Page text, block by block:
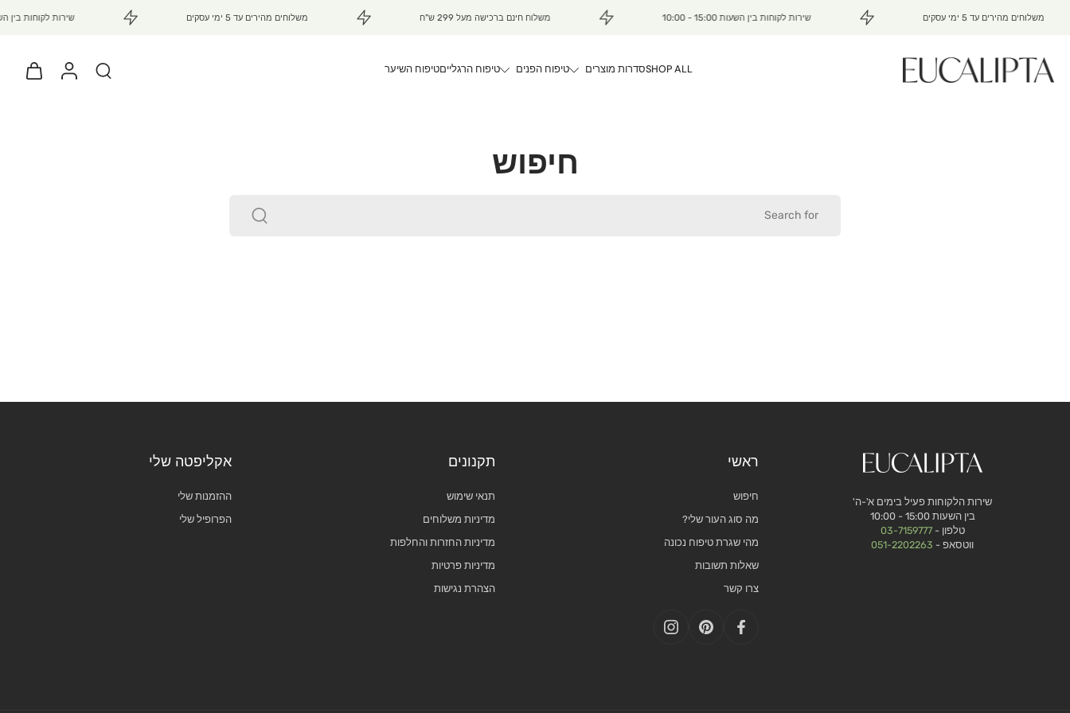
דלג
שירות לקוחות בין השעות 15:00 משלוחים מהירים עד 5 ימי עסקים משלוח חינם ברכישה מעל 299 ש"ח שירות לקוחות בין השעות 15:00 - 10:00 משלוחים מהירים עד 5 ימי עסקים
SHOP ALLסדרות מוצרים טיפוח הפנים טיפוח הרגלייםטיפוח השיער
חיפוש
שירות הלקוחות פעיל בימים א'-ה'
בין השעות 15:00 - 10:00
טלפון -03-7159777
ווטסאפ - 051-2202263
ראשי
חיפוש
מה סוג העור שלי?
מהי שגרת טיפוח נכונה
שאלות תשובות
צרו קשר
תקנונים
תנאי שימוש
מדיניות משלוחים
מדיניות החזרות והחלפות
מדיניות פרטיות
הצהרת נגישות
אקליפטה שלי
ההזמנות שלי
הפרופיל שלי